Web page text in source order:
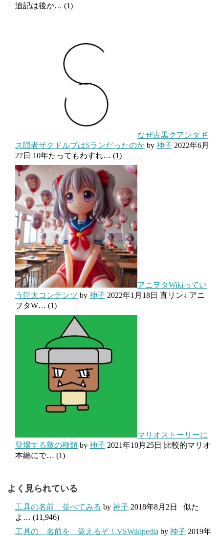
追記は後か… (1)
なぜ古黒クアンタギ
ス隠者ザクドルブはSランだったのか by 神子 2022年6月
27日 10年たってもわすれ… (1)
アニヲタWikiってい
う巨大コンテンツ by 神子 2022年1月18日 直リン↓ アニ
ヲタW… (1)
マリオストーリーに
登場する敵の種類 by 神子 2021年10月25日 比較的マリオ
本編にで… (1)
よく見られている
工具の名前 並べてみる by 神子 2018年8月2日
似た
よ… (11,946)
工具の 名前を 覚えるぞ！VSWikipedia by 神子 2019年